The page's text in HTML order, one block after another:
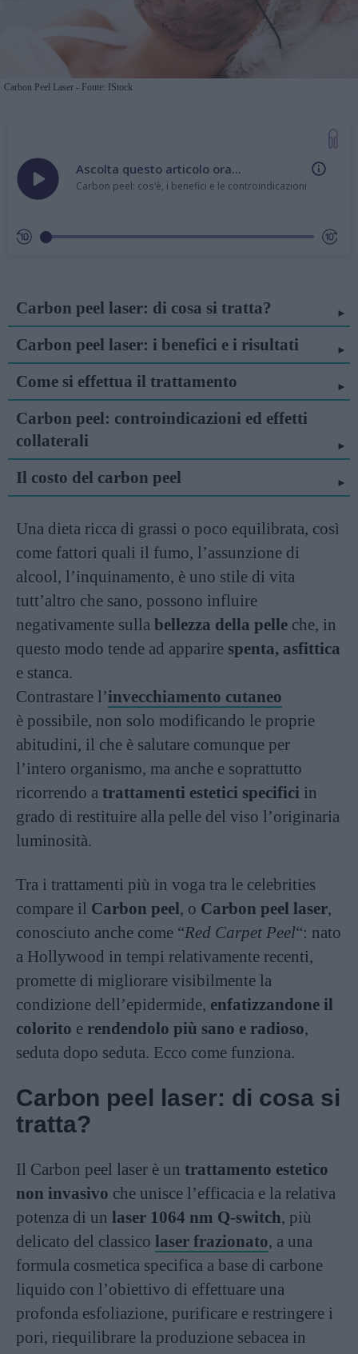
Carbon Peel Laser - Fonte: IStock
Ascolta questo articolo ora...
Carbon peel: cos'è, i benefici e le controindicazioni
Carbon peel laser: di cosa si tratta?
Carbon peel laser: i benefici e i risultati
Come si effettua il trattamento
Carbon peel: controindicazioni ed effetti
collaterali
Il costo del carbon peel
Una dieta ricca di grassi o poco equilibrata, così
come fattori quali il fumo, l’assunzione di
alcool, l’inquinamento, è uno stile di vita
tutt’altro che sano, possono influire
negativamente sulla bellezza della pelle che, in
questo modo tende ad apparire spenta, asfittica
e stanca.
Contrastare l’invecchiamento cutaneo
è possibile, non solo modificando le proprie
abitudini, il che è salutare comunque per
l’intero organismo, ma anche e soprattutto
ricorrendo a trattamenti estetici specifici in
grado di restituire alla pelle del viso l’originaria
luminosità.
Tra i trattamenti più in voga tra le celebrities
compare il Carbon peel, o Carbon peel laser,
conosciuto anche come “Red Carpet Peel“: nato
a Hollywood in tempi relativamente recenti,
promette di migliorare visibilmente la
condizione dell’epidermide, enfatizzandone il
colorito e rendendolo più sano e radioso,
seduta dopo seduta. Ecco come funziona.
Carbon peel laser: di cosa si
tratta?
Il Carbon peel laser è un trattamento estetico
non invasivo che unisce l’efficacia e la relativa
potenza di un laser 1064 nm Q-switch, più
delicato del classico laser frazionato, a una
formula cosmetica specifica a base di carbone
liquido con l’obiettivo di effettuare una
profonda esfoliazione, purificare e restringere i
pori, riequilibrare la produzione sebacea in